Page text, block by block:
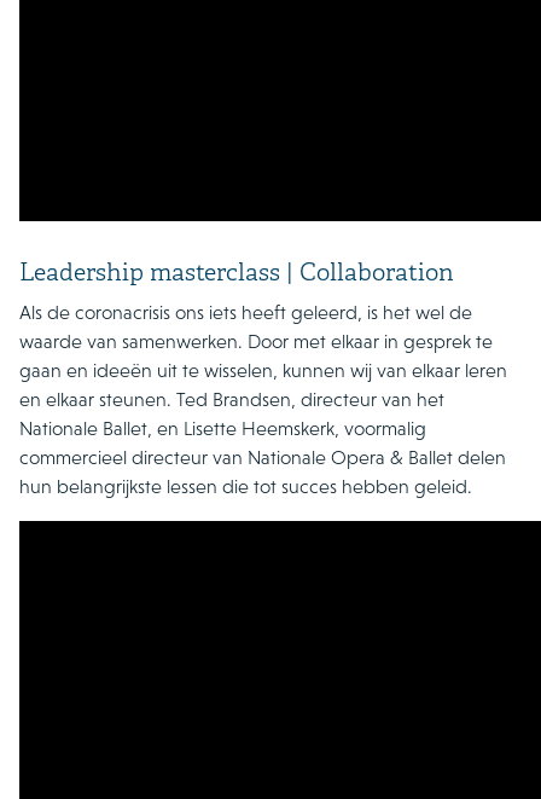
Leadership masterclass | Collaboration
Als de coronacrisis ons iets heeft geleerd, is het wel de
waarde van samenwerken. Door met elkaar in gesprek te
gaan en ideeën uit te wisselen, kunnen wij van elkaar leren
en elkaar steunen. Ted Brandsen, directeur van het
Nationale Ballet, en Lisette Heemskerk, voormalig
commercieel directeur van Nationale Opera & Ballet delen
hun belangrijkste lessen die tot succes hebben geleid.